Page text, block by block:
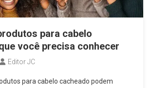
para cabelo
você precisa conhecer
Editor JC
para cabelo cacheado podem